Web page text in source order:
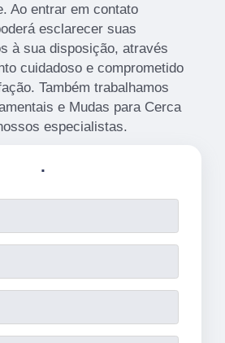
Ao entrar em contato
esclarecer suas
à sua disposição, através
cuidadoso e comprometido
Também trabalhamos
e Mudas para Cerca
especialistas.
.